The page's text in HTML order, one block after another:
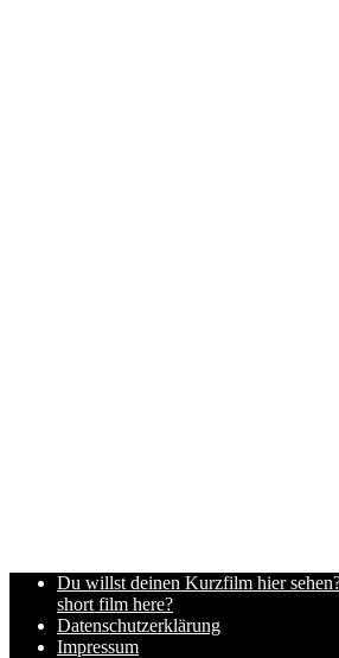
Du willst deinen Kurzfilm hier
short film here?
Datenschutzerklärung
Impressum